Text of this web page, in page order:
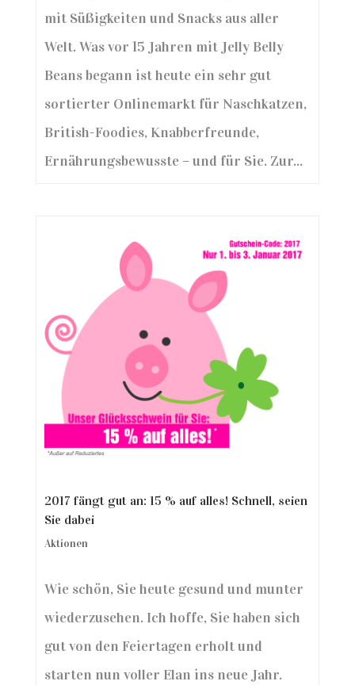
mit Süßigkeiten und Snacks aus aller
Welt. Was vor 15 Jahren mit Jelly Belly
Beans begann ist heute ein sehr gut
sortierter Onlinemarkt für Naschkatzen,
British-Foodies, Knabberfreunde,
Ernährungsbewusste – und für Sie. Zur...
2017 fängt gut an: 15 % auf alles! Schnell, seien
Sie dabei
Aktionen
Wie schön, Sie heute gesund und munter
wiederzusehen. Ich hoffe, Sie haben sich
gut von den Feiertagen erholt und
starten nun voller Elan ins neue Jahr.